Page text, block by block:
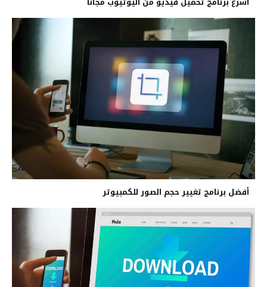
أفضل برنامج تغيير حجم الصور للكمبيوتر